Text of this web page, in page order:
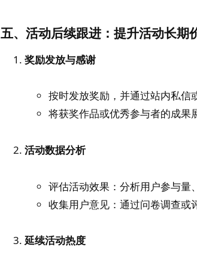
五、活动后续跟进：提升活动长期
奖励发放与感谢
按时发放奖励，并通过站内私信
将获奖作品或优秀参与者的成果
活动数据分析
评估活动效果：分析用户参与量
收集用户意见：通过问卷调查或
延续活动热度